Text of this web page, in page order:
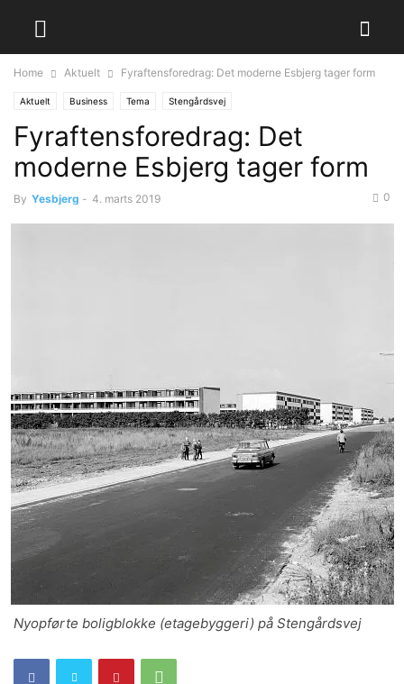
Home Aktuelt Fyraftensforedrag: Det moderne Esbjerg tager form
Aktuelt Business Tema Stengårdsvej
Fyraftensforedrag: Det
moderne Esbjerg tager form
By Yesbjerg - 4. marts 2019 0
Nyopførte boligblokke (etagebyggeri) på Stengårdsvej